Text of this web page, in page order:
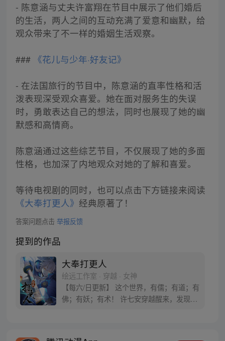
- 陈意涵与丈夫许富翔在节目中展示了他们婚后
的生活，两人之间的互动充满了爱意和幽默，给
观众带来了不一样的婚姻生活观察。
### 《花儿与少年·好友记》
- 在法国旅行的节目中，陈意涵的直率性格和活
泼表现深受观众喜爱。她在面对服务生的失误
时，勇敢表达自己的想法，同时也展现了她的幽
默感和高情商。
陈意涵通过这些综艺节目，不仅展现了她的多面
性格，也加深了内地观众对她的了解和喜爱。
等待电视剧的同时，也可以点击下方链接来阅读
《大奉打更人》 经典原著了！
答案问题点击 举报反馈
提到的作品
大奉打更人
绘远工作室 · 穿越 · 女神
【每六/日更新】 这个世界，有儒；有道；有
佛；有妖；有术！ 许七安穿越醒来，发现自